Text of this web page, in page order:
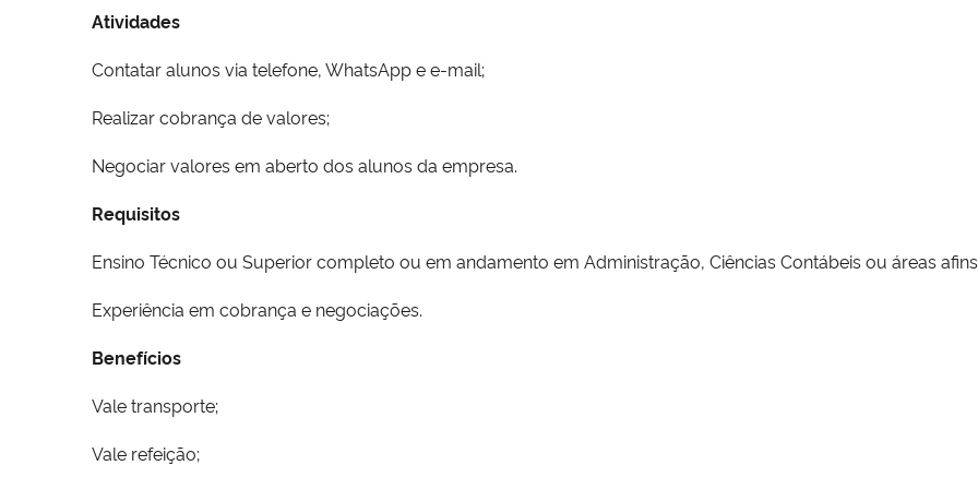
Atividades
Contatar alunos via telefone, WhatsApp e e-mail;
Realizar cobrança de valores;
Negociar valores em aberto dos alunos da empresa.
Requisitos
Ensino Técnico ou Superior completo ou em andamento em Administração, Ciências Contábeis ou áreas
Experiência em cobrança e negociações.
Benefícios
Vale transporte;
Vale refeição;